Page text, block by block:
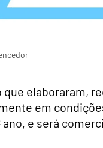
que elaboraram,
em
ano, e será